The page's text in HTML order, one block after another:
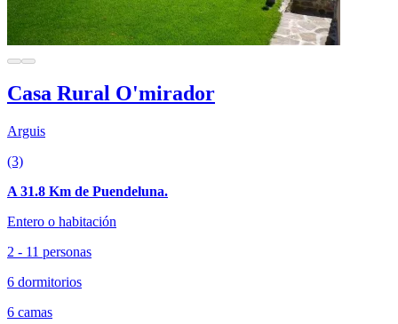
Casa Rural O'mirador
Arguis
(3)
A 31.8 Km de Puendeluna.
Entero o habitación
2 - 11 personas
6 dormitorios
6 camas